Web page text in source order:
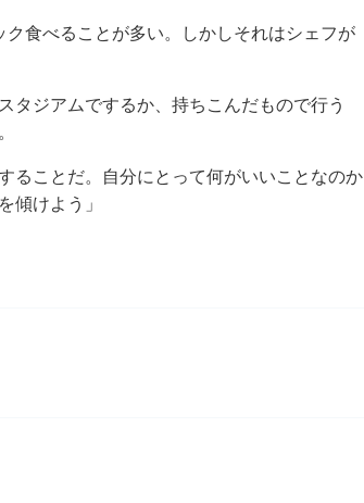
食べることが多い。しかしそれはシェフが
タジアムでするか、持ちこんだもので行う
ることだ。自分にとって何がいいことなのか
傾けよう」